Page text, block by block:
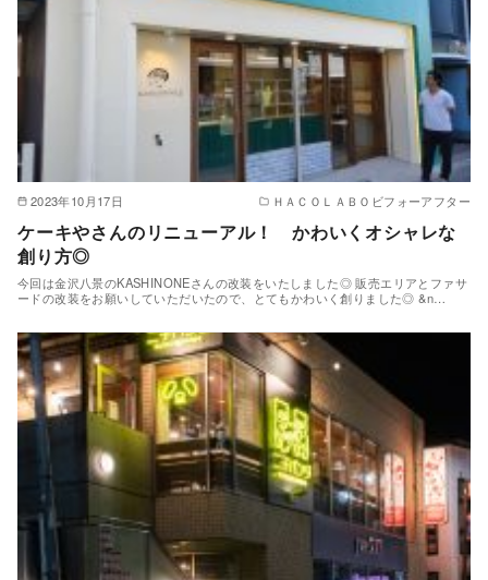
2023年10月17日 ＨＡＣＯＬＡＢＯビフォーアフター
ケーキやさんのリニューアル！ かわいくオシャレな
創り方◎
今回は金沢八景のKASHINONEさんの改装をいたしました◎ 販売エリアとファサ
ードの改装をお願いしていただいたので、とてもかわいく創りました◎ &n…